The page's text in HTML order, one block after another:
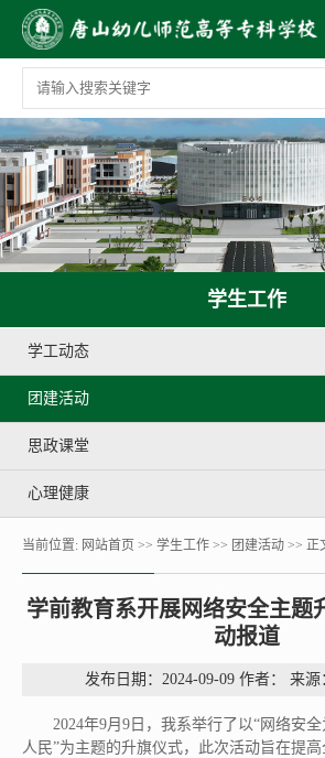
学生工作
学工动态
团建活动
思政课堂
心理健康
当前位置: 网站首页 >> 学生工作 >> 团建活动 >> 正
学前教育系开展网络安全主题
动报道
发布日期：2024-09-09 作者： 来源
2024年9月9日，我系举行了以“网络安
人民”为主题的升旗仪式，此次活动旨在提